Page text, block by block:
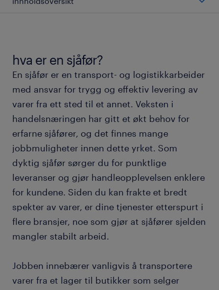
ulike typer sjåfører.
arbeidshverdagen som sjåfør.
ferdigheter og utdanning for sjåfører.
FAQs.
hva er en sjåfør?
En sjåfør er en transport- og logistikkarbeider
med ansvar for trygg og effektiv levering av
varer fra ett sted til et annet. Veksten i
handelsnæringen har gitt et økt behov for
erfarne sjåfører, og det finnes mange
jobbmuligheter innen dette yrket. Som
dyktig sjåfør sørger du for punktlige
leveranser og gjør handleopplevelsen enklere
for kundene. Siden du kan frakte et bredt
spekter av varer, er dine tjenester etterspurt i
flere bransjer, noe som gjør at sjåfører sjelden
mangler stabilt arbeid.
Jobben innebærer vanligvis å transportere
varer fra et lager til butikker som selger